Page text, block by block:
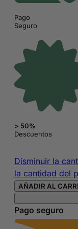
Pago
Seguro
> 50%
Descuentos
Disminuir la
la cantidad del
AÑADIR AL
Pago seguro